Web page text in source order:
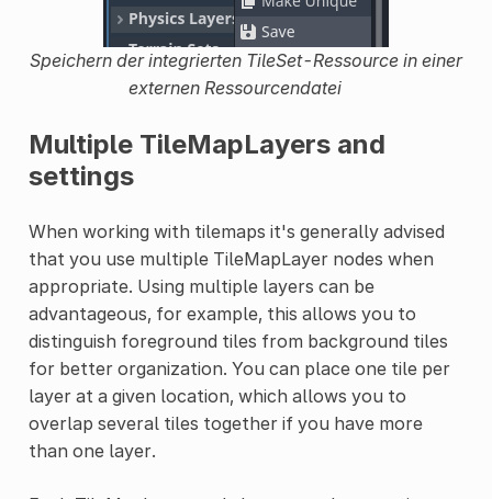
Speichern der integrierten TileSet-Ressource in einer
externen Ressourcendatei
Multiple TileMapLayers and
settings
When working with tilemaps it's generally advised
that you use multiple TileMapLayer nodes when
appropriate. Using multiple layers can be
advantageous, for example, this allows you to
distinguish foreground tiles from background tiles
for better organization. You can place one tile per
layer at a given location, which allows you to
overlap several tiles together if you have more
than one layer.